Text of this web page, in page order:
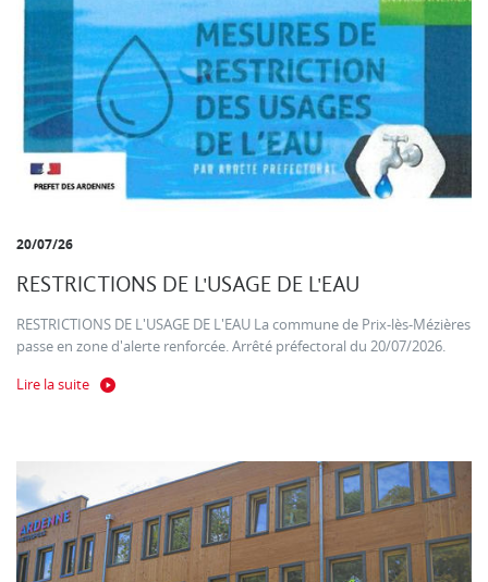
20/07/26
RESTRICTIONS DE L'USAGE DE L'EAU
RESTRICTIONS DE L'USAGE DE L'EAU La commune de Prix-lès-Mézières
passe en zone d'alerte renforcée. Arrêté préfectoral du 20/07/2026.
Lire la suite